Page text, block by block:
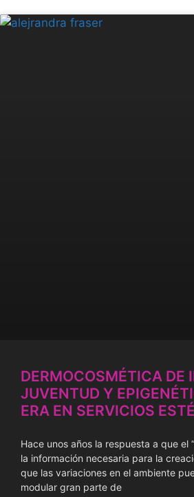
DERMOCOSMÉTICA DE
JUVENTUD Y
ERA EN SERVICIOS
Hace unos años la respuesta a que el
la información necesaria para la
que las variaciones en el ambiente
modular gran parte de